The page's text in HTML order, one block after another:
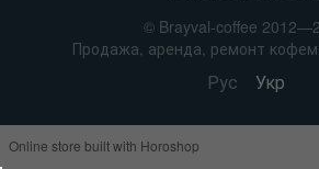
© Brayval-coffee
Продажа, аренда, ремонт
Рус Укр
Online store built with Horoshop